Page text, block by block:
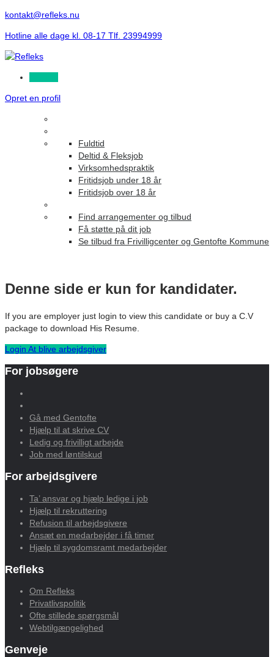
kontakt@refleks.nu
Hotline alle dage kl. 08-17 Tlf. 23994999
Opret en profil
Fuldtid
Deltid & Fleksjob
Virksomhedspraktik
Fritidsjob under 18 år
Fritidsjob over 18 år
Find arrangementer og tilbud
Få støtte på dit job
Se tilbud fra Frivilligcenter og Gentofte Kommune
Denne side er kun for kandidater.
If you are employer just login to view this candidate or buy a C.V
package to download His Resume.
Login At blive arbejdsgiver
For jobsøgere
Gå med Gentofte
Hjælp til at skrive CV
Ledig og frivilligt arbejde
Job med løntilskud
For arbejdsgivere
Ta’ ansvar og hjælp ledige i job
Hjælp til rekruttering
Refusion til arbejdsgivere
Ansæt en medarbejder i få timer
Hjælp til sygdomsramt medarbejder
Refleks
Om Refleks
Privatlivspolitik
Ofte stillede spørgsmål
Webtilgængelighed
Genveje